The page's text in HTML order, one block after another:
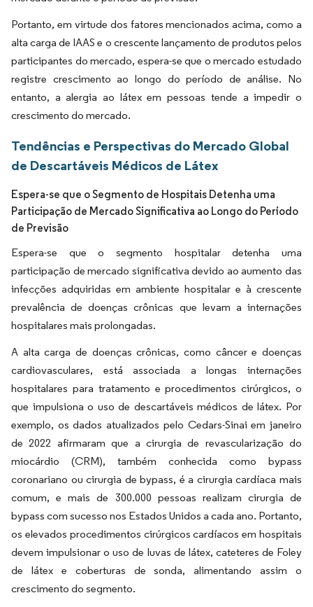
Portanto, em virtude dos fatores mencionados acima, como a
alta carga de IAAS e o crescente lançamento de produtos pelos
participantes do mercado, espera-se que o mercado estudado
registre crescimento ao longo do período de análise. No
entanto, a alergia ao látex em pessoas tende a impedir o
crescimento do mercado.
Tendências e Perspectivas do Mercado Global
de Descartáveis Médicos de Látex
Espera-se que o Segmento de Hospitais Detenha uma
Participação de Mercado Significativa ao Longo do Período
de Previsão
Espera-se que o segmento hospitalar detenha uma
participação de mercado significativa devido ao aumento das
infecções adquiridas em ambiente hospitalar e à crescente
prevalência de doenças crônicas que levam a internações
hospitalares mais prolongadas.
A alta carga de doenças crônicas, como câncer e doenças
cardiovasculares, está associada a longas internações
hospitalares para tratamento e procedimentos cirúrgicos, o
que impulsiona o uso de descartáveis médicos de látex. Por
exemplo, os dados atualizados pelo Cedars-Sinai em janeiro
de 2022 afirmaram que a cirurgia de revascularização do
miocárdio (CRM), também conhecida como bypass
coronariano ou cirurgia de bypass, é a cirurgia cardíaca mais
comum, e mais de 300.000 pessoas realizam cirurgia de
bypass com sucesso nos Estados Unidos a cada ano. Portanto,
os elevados procedimentos cirúrgicos cardíacos em hospitais
devem impulsionar o uso de luvas de látex, cateteres de Foley
de látex e coberturas de sonda, alimentando assim o
crescimento do segmento.